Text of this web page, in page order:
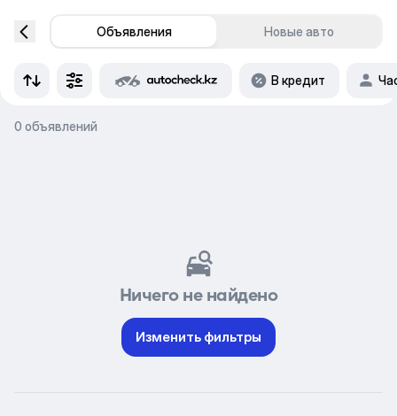
Объявления Новые авто
В кредит
0 объявлений
Ничего не найдено
Изменить фильтры